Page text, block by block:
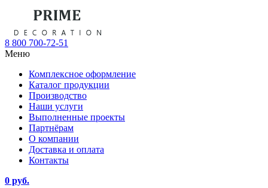
8 800 700-72-51
Меню
Комплексное оформление
Каталог продукции
Производство
Наши услуги
Выполненные проекты
Партнёрам
О компании
Доставка и оплата
Контакты
0 руб.